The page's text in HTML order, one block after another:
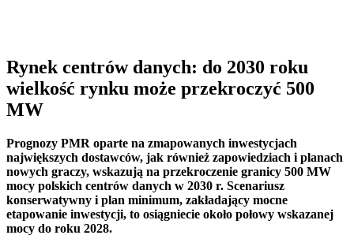
Rynek centrów danych: do 2030 roku
wielkość rynku może przekroczyć 500
MW
Prognozy PMR oparte na zmapowanych inwestycjach
największych dostawców, jak również zapowiedziach i planach
nowych graczy, wskazują na przekroczenie granicy 500 MW
mocy polskich centrów danych w 2030 r. Scenariusz
konserwatywny i plan minimum, zakładający mocne
etapowanie inwestycji, to osiągniecie około połowy wskazanej
mocy do roku 2028.